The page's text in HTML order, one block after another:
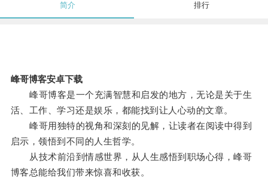
简介 排行
峰哥博客安卓下载
峰哥博客是一个充满智慧和启发的地方，无论是关于生
活、工作、学习还是娱乐，都能找到让人心动的文章。
峰哥用独特的视角和深刻的见解，让读者在阅读中得到
启示，领悟到不同的人生哲学。
从技术前沿到情感世界，从人生感悟到职场心得，峰哥
博客总能给我们带来惊喜和收获。